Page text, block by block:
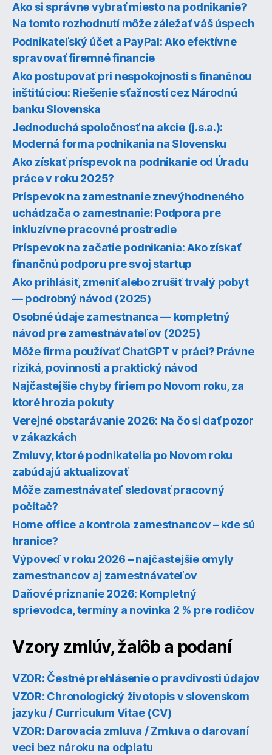
Ako si správne vybrať miesto na podnikanie?
Na tomto rozhodnutí môže záležať váš úspech
Podnikateľský účet a PayPal: Ako efektívne
spravovať firemné financie
Ako postupovať pri nespokojnosti s finančnou
inštitúciou: Riešenie sťažností cez Národnú
banku Slovenska
Jednoduchá spoločnosť na akcie (j.s.a.):
Moderná forma podnikania na Slovensku
Ako získať príspevok na podnikanie od Úradu
práce v roku 2025?
Príspevok na zamestnanie znevýhodneného
uchádzača o zamestnanie: Podpora pre
inkluzívne pracovné prostredie
Príspevok na začatie podnikania: Ako získať
finančnú podporu pre svoj startup
Ako prihlásiť, zmeniť alebo zrušiť trvalý pobyt
— podrobný návod (2025)
Osobné údaje zamestnanca — kompletný
návod pre zamestnávateľov (2025)
Môže firma používať ChatGPT v práci? Právne
riziká, povinnosti a praktický návod
Najčastejšie chyby firiem po Novom roku, za
ktoré hrozia pokuty
Verejné obstarávanie 2026: Na čo si dať pozor
v zákazkách
Zmluvy, ktoré podnikatelia po Novom roku
zabúdajú aktualizovať
Môže zamestnávateľ sledovať pracovný
počítač?
Home office a kontrola zamestnancov – kde sú
hranice?
Výpoveď v roku 2026 – najčastejšie omyly
zamestnancov aj zamestnávateľov
Daňové priznanie 2026: Kompletný
sprievodca, termíny a novinka 2 % pre rodičov
Vzory zmlúv, žalôb a podaní
VZOR: Čestné prehlásenie o pravdivosti údajov
VZOR: Chronologický životopis v slovenskom
jazyku / Curriculum Vitae (CV)
VZOR: Darovacia zmluva / Zmluva o darovaní
veci bez nároku na odplatu